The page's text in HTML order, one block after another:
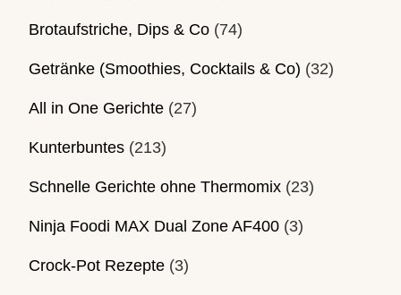
Brotaufstriche, Dips & Co (74)
Getränke (Smoothies, Cocktails & Co) (32)
All in One Gerichte (27)
Kunterbuntes (213)
Schnelle Gerichte ohne Thermomix (23)
Ninja Foodi MAX Dual Zone AF400 (3)
Crock-Pot Rezepte (3)